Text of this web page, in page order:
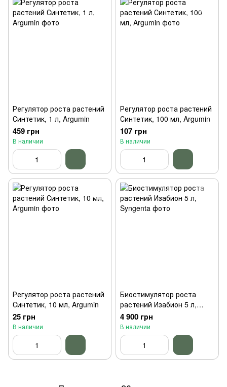
Регулятор роста растений
Синтетик, 1 л, Argumin
459 грн
В наличии
Регулятор роста растений
Синтетик, 100 мл, Argumin
107 грн
В наличии
Регулятор роста растений
Синтетик, 10 мл, Argumin
25 грн
В наличии
Биостимулятор роста
растений Изабион 5 л,
Syngenta
4 900 грн
В наличии